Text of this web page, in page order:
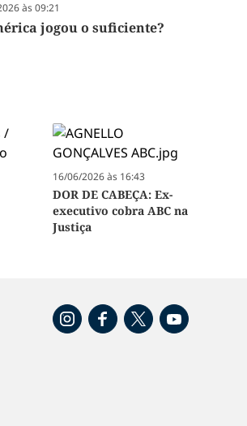
às 09:21
jogou o suficiente?
16/06/2026 às 16:43
DOR DE CABEÇA: Ex-
executivo cobra ABC na
Justiça